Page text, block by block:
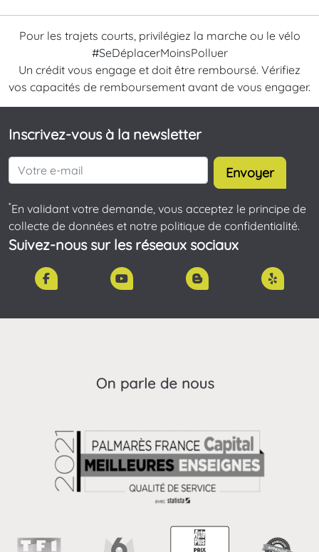
Pour les trajets courts, privilégiez la marche ou le vélo
#SeDéplacerMoinsPolluer
Un crédit vous engage et doit être remboursé. Vérifiez
vos capacités de remboursement avant de vous engager.
Inscrivez-vous à la newsletter
Envoyer
*En validant votre demande, vous acceptez le principe de
collecte de données et notre politique de confidentialité.
Suivez-nous sur les réseaux sociaux